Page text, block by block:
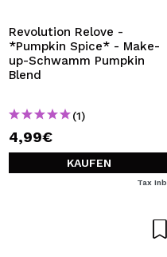
Revolution Relove -
*Pumpkin Spice* - Make-
up-Schwamm Pumpkin
Blend
(1)
4,99€
KAUFEN
Tax Inb.